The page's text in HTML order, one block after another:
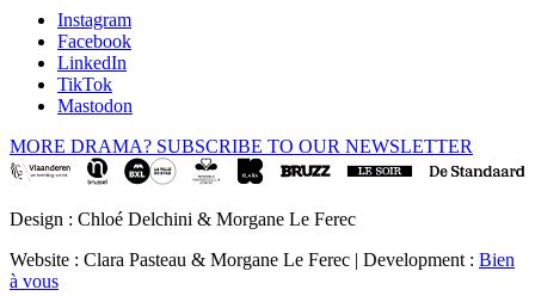
Instagram
Facebook
LinkedIn
TikTok
Mastodon
MORE DRAMA? SUBSCRIBE TO OUR NEWSLETTER
Design : Chloé Delchini & Morgane Le Ferec
Website : Clara Pasteau & Morgane Le Ferec | Development : Bien
à vous